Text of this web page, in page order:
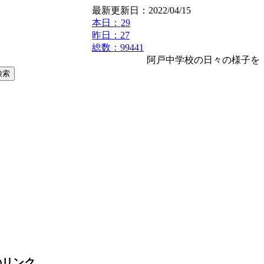
最新更新日：2022/04/15
本日： 29
昨日：27
総数：99441
阿戸中学校の日々の様子を